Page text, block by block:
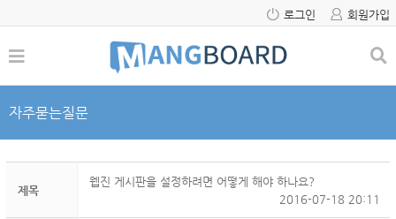
로그인 회원가입
자주묻는질문
제목
웹진 게시판을 설정하려면 어떻게 해야 하나요?
2016-07-18 20:11